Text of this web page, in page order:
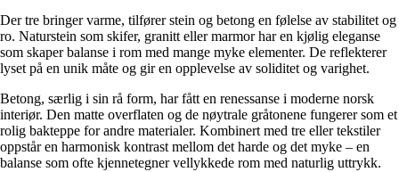
Der tre bringer varme, tilfører stein og betong en følelse av stabilitet og
ro. Naturstein som skifer, granitt eller marmor har en kjølig eleganse
som skaper balanse i rom med mange myke elementer. De reflekterer
lyset på en unik måte og gir en opplevelse av soliditet og varighet.
Betong, særlig i sin rå form, har fått en renessanse i moderne norsk
interiør. Den matte overflaten og de nøytrale gråtonene fungerer som et
rolig bakteppe for andre materialer. Kombinert med tre eller tekstiler
oppstår en harmonisk kontrast mellom det harde og det myke – en
balanse som ofte kjennetegner vellykkede rom med naturlig uttrykk.